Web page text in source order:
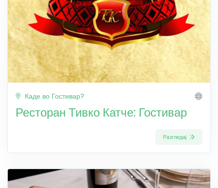
Каде во Гостивар?
Ресторан Тивко Катче: Гостивар
Разгледај